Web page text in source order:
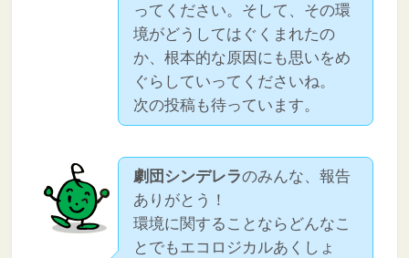
ってください。そして、その環
境がどうしてはぐくまれたの
か、根本的な原因にも思いをめ
ぐらしていってくださいね。
次の投稿も待っています。
劇団シンデレラのみんな、報告
ありがとう！
環境に関することならどんなこ
とでもエコロジカルあくしょ